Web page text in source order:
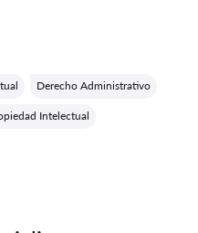
Derecho Administrativo
Intelectual